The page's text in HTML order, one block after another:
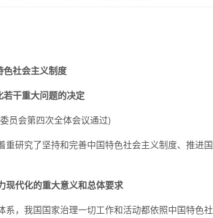
社会主义制度
干重大问题的决定
员会第四次全体会议通过)
研究了坚持和完善中国特色社会主义制度、推进国
现代化的重大意义和总体要求
，我国国家治理一切工作和活动都依照中国特色社